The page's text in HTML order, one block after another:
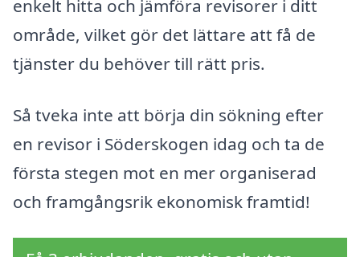
enkelt hitta och jämföra revisorer i ditt
område, vilket gör det lättare att få de
tjänster du behöver till rätt pris.
Så tveka inte att börja din sökning efter
en revisor i Söderskogen idag och ta de
första stegen mot en mer organiserad
och framgångsrik ekonomisk framtid!